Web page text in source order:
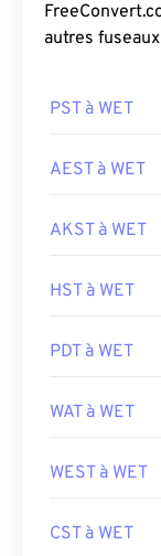
autres
PST à WET
AEST à WET
AKST à WET
HST à WET
PDT à WET
WAT à WET
WEST à WET
CST à WET